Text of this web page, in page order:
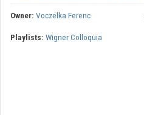
Owner: Voczelka Ferenc
Playlists: Wigner Colloquia